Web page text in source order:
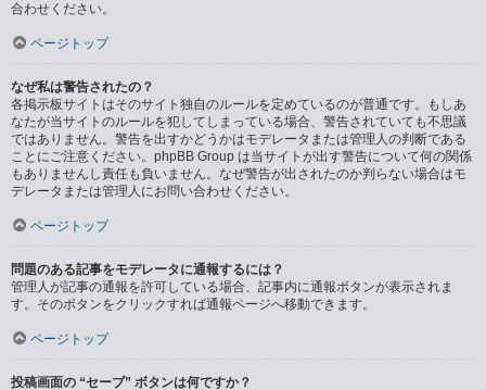
合わせください。
ページトップ
なぜ私は警告されたの？
各掲示板サイトはそのサイト独自のルールを定めているのが普通です。もしあ
なたが当サイトのルールを犯してしまっている場合、警告されていても不思議
ではありません。警告を出すかどうかはモデレータまたは管理人の判断である
ことにご注意ください。phpBB Group は当サイトが出す警告について何の関係
もありませんし責任も負いません。なぜ警告が出されたのか判らない場合はモ
デレータまたは管理人にお問い合わせください。
ページトップ
問題のある記事をモデレータに通報するには？
管理人が記事の通報を許可している場合、記事内に通報ボタンが表示されま
す。そのボタンをクリックすれば通報ページへ移動できます。
ページトップ
投稿画面の “セーブ” ボタンは何ですか？